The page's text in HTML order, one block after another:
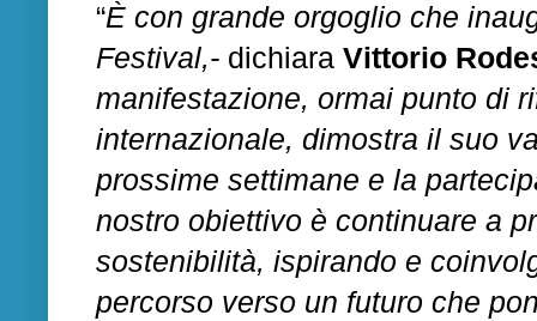
“È con grande orgoglio che
Festival,- dichiara Vittorio
manifestazione, ormai punto di
internazionale, dimostra il suo
prossime settimane e la
nostro obiettivo è continuare a
sostenibilità, ispirando e
percorso verso un futuro che